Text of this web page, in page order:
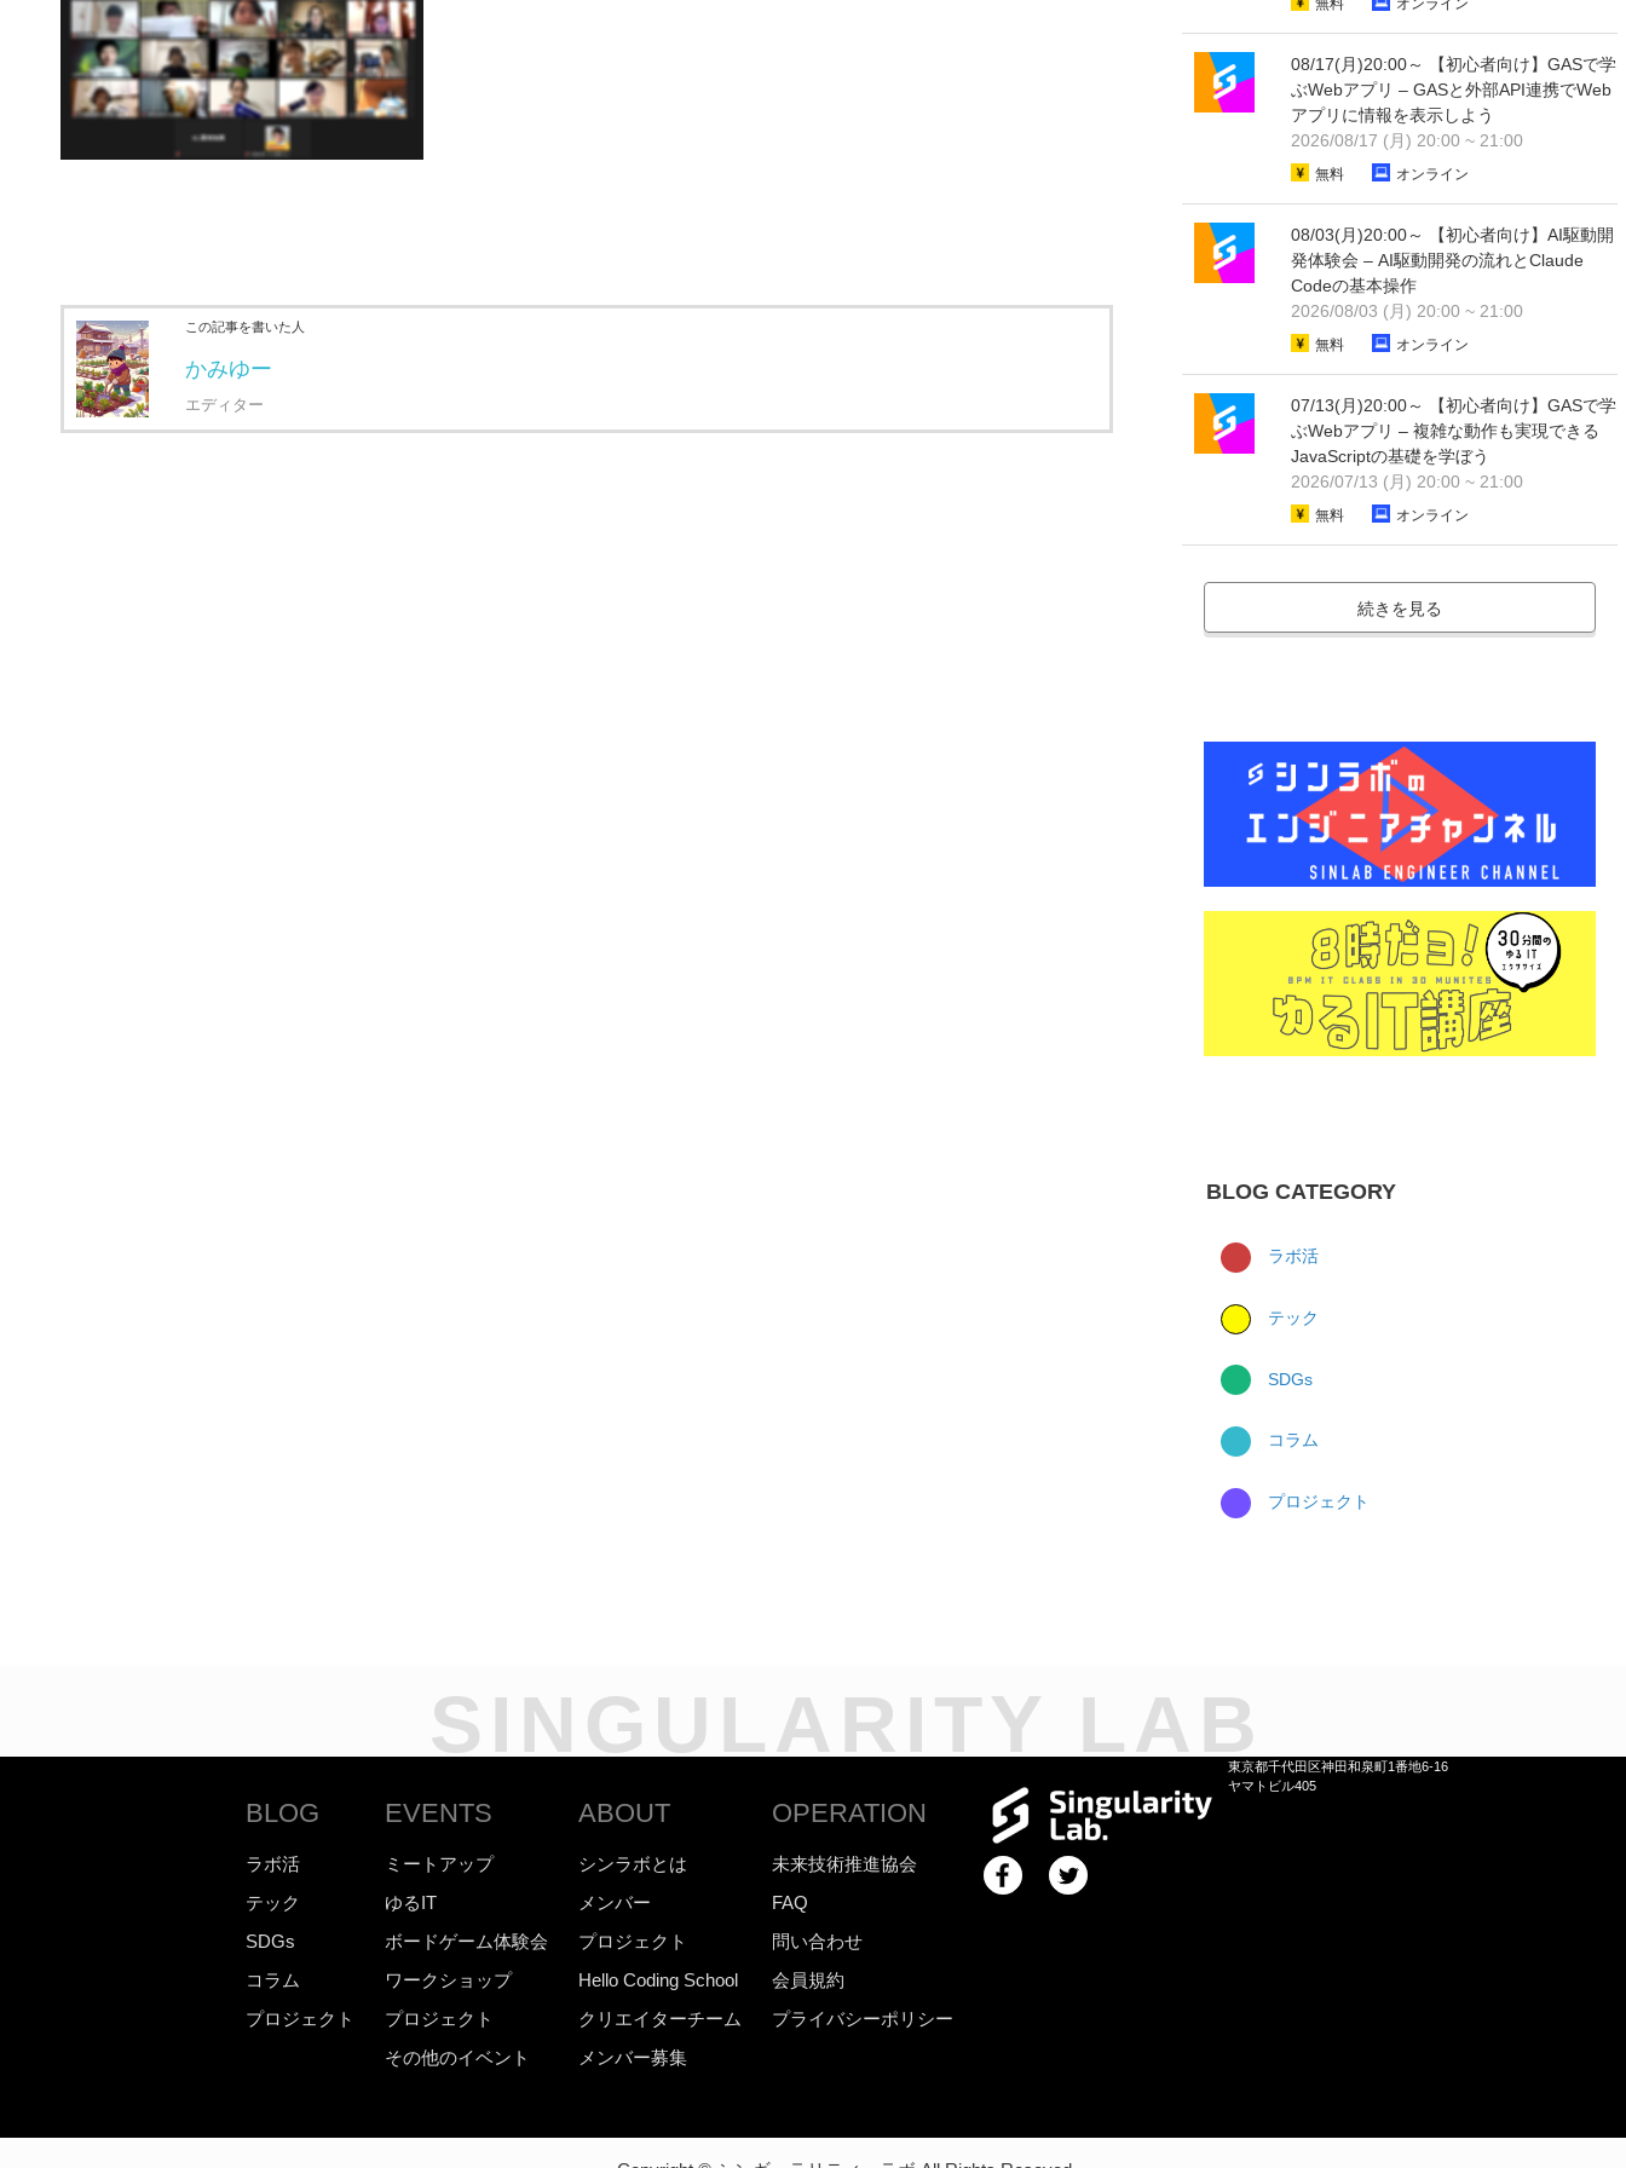
この記事を書いた人
かみゆー
エディター
無料 オンライン
08/17(月)20:00～ 【初心者向け】GASで学
ぶWebアプリ – GASと外部API連携でWeb
アプリに情報を表示しよう
2026/08/17 (月) 20:00 ~ 21:00
無料 オンライン
08/03(月)20:00～ 【初心者向け】AI駆動開
発体験会 – AI駆動開発の流れとClaude
Codeの基本操作
2026/08/03 (月) 20:00 ~ 21:00
無料 オンライン
07/13(月)20:00～ 【初心者向け】GASで学
ぶWebアプリ – 複雑な動作も実現できる
JavaScriptの基礎を学ぼう
2026/07/13 (月) 20:00 ~ 21:00
無料 オンライン
続きを見る
BLOG CATEGORY
ラボ活
テック
SDGs
コラム
プロジェクト
SINGULARITY LAB
BLOG
ラボ活
テック
SDGs
コラム
プロジェクト
EVENTS
ミートアップ
ゆるIT
ボードゲーム体験会
ワークショップ
プロジェクト
その他のイベント
ABOUT
シンラボとは
メンバー
プロジェクト
Hello Coding School
クリエイターチーム
メンバー募集
OPERATION
未来技術推進協会
FAQ
問い合わせ
会員規約
プライバシーポリシー
東京都千代田区神田和泉町1番地6-16
ヤマトビル405